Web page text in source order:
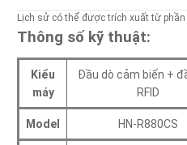
Lịch sử có thể được trích xuất từ ​​phần
Thông số kỹ thuật:
Kiểu
máy
Đầu dò cảm biến +
RFID
Model HN-R880CS